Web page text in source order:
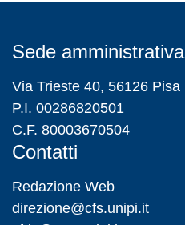
Sede amministrativa
Via Trieste 40, 56126 Pisa
P.I. 00286820501
C.F. 80003670504
Contatti
Redazione Web
direzione@cfs.unipi.it